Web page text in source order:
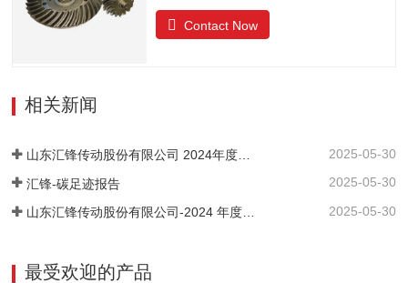
Contact Now
相关新闻
山东汇锋传动股份有限公司 2024年度社会责任报告 2025-05-30
汇锋-碳足迹报告 2025-05-30
2025-05-30
最受欢迎的产品